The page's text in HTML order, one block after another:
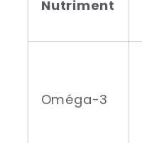
Nutriment
Oméga-3